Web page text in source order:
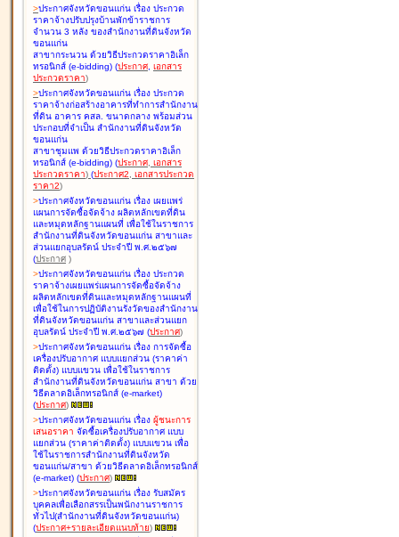
>ประกาศจังหวัดขอนแก่น เรื่อง ประกวด
ราคาจ้างปรับปรุงบ้านพักข้าราชการ
จำนวน 3 หลัง ของสำนักงานที่ดินจังหวัด
ขอนแก่น
สาขากระนวน ด้วยวิธีประกวดราคาอิเล็ก
ทรอนิกส์ (e-bidding) (ประกาศ, เอกสาร
ประกวดราคา)
>ประกาศจังหวัดขอนแก่น เรื่อง ประกวด
ราคาจ้างก่อสร้างอาคารที่ทำการสำนักงาน
ที่ดิน อาคาร คสล. ขนาดกลาง พร้อมส่วน
ประกอบที่จำเป็น สำนักงานที่ดินจังหวัด
ขอนแก่น
สาขาชุมแพ ด้วยวิธีประกวดราคาอิเล็ก
ทรอนิกส์ (e-bidding) (ประกาศ, เอกสาร
ประกวดราคา) (ประกาศ2, เอกสารประกวด
ราคา2)
>ประกาศจังหวัดขอนแก่น เรื่อง เผยแพร่
แผนการจัดซื้อจัดจ้าง ผลิตหลักเขตที่ดิน
และหมุดหลักฐานแผนที่ เพื่อใช้ในราชการ
สำนักงานที่ดินจังหวัดขอนแก่น สาขาและ
ส่วนแยกอุบลรัตน์ ประจำปี พ.ศ.๒๕๖๗
(ประกาศ )
>ประกาศจังหวัดขอนแก่น เรื่อง ประกวด
ราคาจ้างเผยแพร่แผนการจัดซื้อจัดจ้าง
ผลิตหลักเขตที่ดินและหมุดหลักฐานแผนที่
เพื่อใช้ในการปฏิบัติงานรังวัดของสำนักงาน
ที่ดินจังหวัดขอนแก่น สาขาและส่วนแยก
อุบลรัตน์ ประจำปี พ.ศ.๒๕๖๗ (ประกาศ)
>ประกาศจังหวัดขอนแก่น เรื่อง การจัดซื้อ
เครื่องปรับอากาศ แบบแยกส่วน (ราคาค่า
ติดตั้ง) แบบแขวน เพื่อใช้ในราชการ
สำนักงานที่ดินจังหวัดขอนแก่น สาขา ด้วย
วิธีตลาดอิเล็กทรอนิกส์ (e-market)
(ประกาศ)
>ประกาศจังหวัดขอนแก่น เรื่อง ผู้ชนะการ
เสนอราคา จัดซื้อเครื่องปรับอากาศ แบบ
แยกส่วน (ราคาค่าติดตั้ง) แบบแขวน เพื่อ
ใช้ในราชการสำนักงานที่ดินจังหวัด
ขอนแก่น/สาขา ด้วยวิธีตลาดอิเล็กทรอนิกส์
(e-market) (ประกาศ)
>ประกาศจังหวัดขอนแก่น เรื่อง รับสมัคร
บุคคลเพื่อเลือกสรรเป็นพนักงานราชการ
ทั่วไป(สำนักงานที่ดินจังหวัดขอนแก่น)
(ประกาศ+รายละเอียดแนบท้าย)